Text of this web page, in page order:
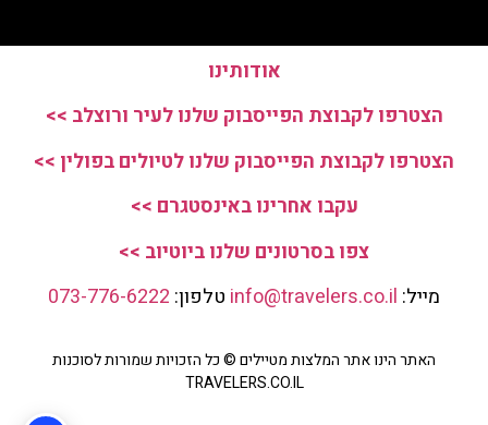
אודותינו
הצטרפו לקבוצת הפייסבוק שלנו לעיר ורוצלב >>
הצטרפו לקבוצת הפייסבוק שלנו לטיולים בפולין >>
עקבו אחרינו באינסטגרם >>
צפו בסרטונים שלנו ביוטיוב >>
מייל:
טלפון: 073-776-6222
האתר הינו אתר המלצות מטיילים © כל הזכויות שמורות לסוכנות
TRAVELERS.CO.IL